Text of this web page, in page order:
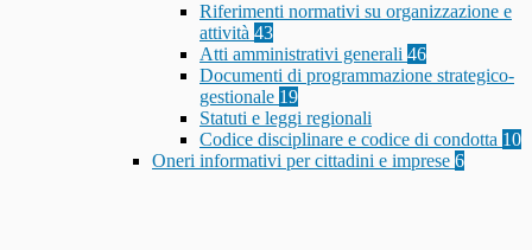
Riferimenti normativi su organizzazione e
attività 43
Atti amministrativi generali 46
Documenti di programmazione strategico-
gestionale 19
Statuti e leggi regionali
Codice disciplinare e codice di condotta 10
Oneri informativi per cittadini e imprese 6